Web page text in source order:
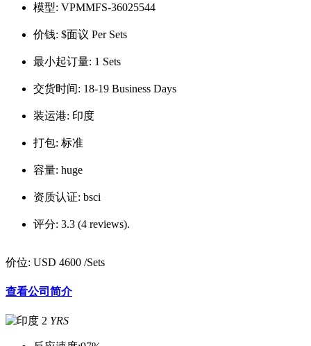
模型: VPMMFS-36025544
价钱: $面议 Per Sets
最小起订量: 1 Sets
交货时间: 18-19 Business Days
装运港: 印度
打包: 标准
容量: huge
资质认证: bsci
评分: 3.3 (4 reviews).
价位: USD 4600 /Sets
查看公司简介
2 YRS